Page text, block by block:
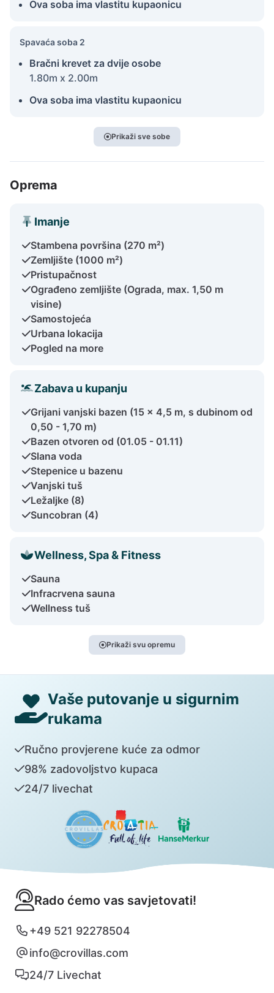
Ova soba ima vlastitu kupaonicu
Spavaća soba 2
Bračni krevet za dvije osobe
1.80m x 2.00m
Ova soba ima vlastitu kupaonicu
Prikaži sve sobe
Oprema
Imanje
Stambena površina (270 m²)
Zemljište (1000 m²)
Pristupačnost
Ograđeno zemljište (Ograda, max. 1,50 m
visine)
Samostojeća
Urbana lokacija
Pogled na more
Zabava u kupanju
Grijani vanjski bazen (15 x 4,5 m, s dubinom od
0,50 - 1,70 m)
Bazen otvoren od (01.05 - 01.11)
Slana voda
Stepenice u bazenu
Vanjski tuš
Ležaljke (8)
Suncobran (4)
Wellness, Spa & Fitness
Sauna
Infracrvena sauna
Wellness tuš
Prikaži svu opremu
Vaše putovanje u sigurnim
rukama
Ručno provjerene kuće za odmor
98% zadovoljstvo kupaca
24/7 livechat
Rado ćemo vas savjetovati!
+49 521 92278504
info@crovillas.com
24/7 Livechat